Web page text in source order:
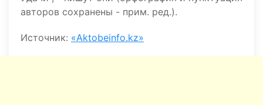
авторов сохранены - прим. ред.).
Источник: «Aktobeinfo.kz»